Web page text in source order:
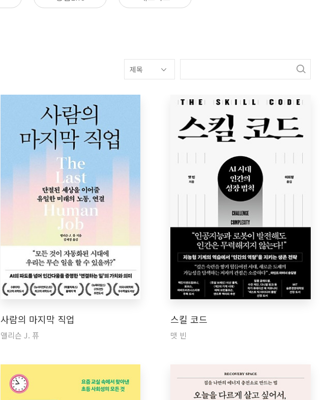
사람의 마지막 직업
앨리슨 J. 퓨
스킬 코드
맷 빈